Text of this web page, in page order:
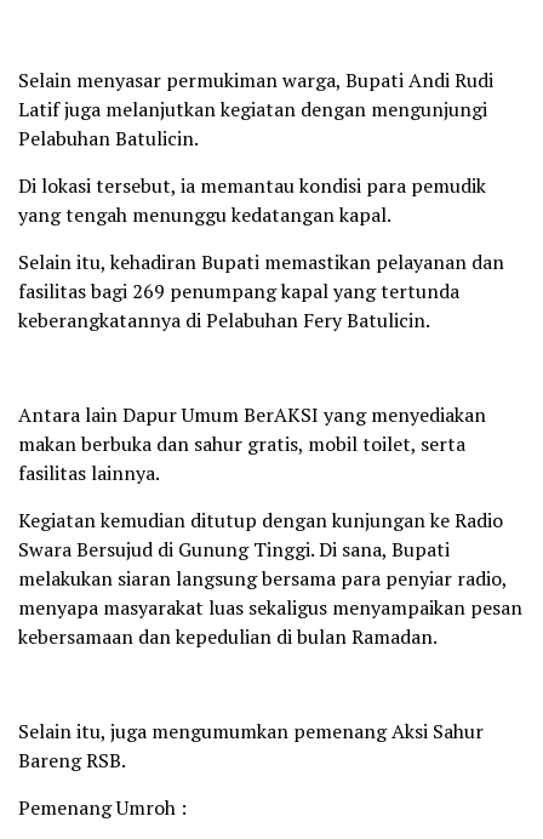
Selain menyasar permukiman warga, Bupati Andi Rudi
Latif juga melanjutkan kegiatan dengan mengunjungi
Pelabuhan Batulicin.
Di lokasi tersebut, ia memantau kondisi para pemudik
yang tengah menunggu kedatangan kapal.
Selain itu, kehadiran Bupati memastikan pelayanan dan
fasilitas bagi 269 penumpang kapal yang tertunda
keberangkatannya di Pelabuhan Fery Batulicin.
Antara lain Dapur Umum BerAKSI yang menyediakan
makan berbuka dan sahur gratis, mobil toilet, serta
fasilitas lainnya.
Kegiatan kemudian ditutup dengan kunjungan ke Radio
Swara Bersujud di Gunung Tinggi. Di sana, Bupati
melakukan siaran langsung bersama para penyiar radio,
menyapa masyarakat luas sekaligus menyampaikan pesan
kebersamaan dan kepedulian di bulan Ramadan.
Selain itu, juga mengumumkan pemenang Aksi Sahur
Bareng RSB.
Pemenang Umroh :